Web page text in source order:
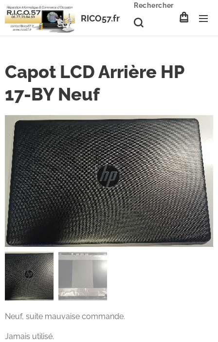
RICO57.fr
Rechercher
Capot LCD Arrière HP
17-BY Neuf
Neuf, suite mauvaise commande.
Jamais utilisé.